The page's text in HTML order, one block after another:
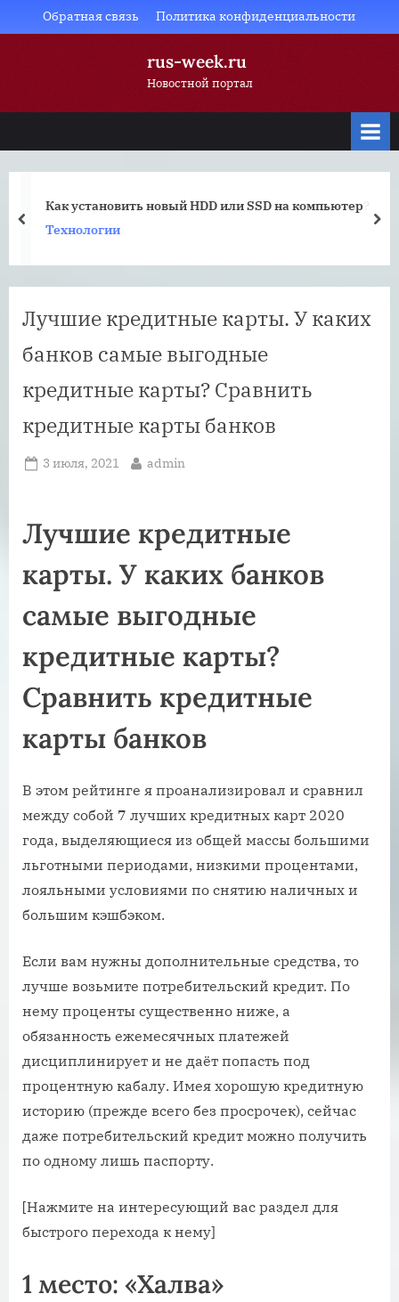
to
Обратная связь Политика конфиденциальности
rus-week.ru
Новостной портал
Как установить новый HDD или SSD на компьютер?
Технологии
prev
Лучшие кредитные карты. У каких
банков самые выгодные
кредитные карты? Сравнить
кредитные карты банков
Posted
3 июля, 2021 By
admin
Лучшие кредитные
карты. У каких банков
самые выгодные
кредитные карты?
Сравнить кредитные
карты банков
В этом рейтинге я проанализировал и сравнил
между собой 7 лучших кредитных карт 2020
года, выделяющиеся из общей массы большими
льготными периодами, низкими процентами,
лояльными условиями по снятию наличных и
большим кэшбэком.
Если вам нужны дополнительные средства, то
лучше возьмите потребительский кредит. По
нему проценты существенно ниже, а
обязанность ежемесячных платежей
дисциплинирует и не даёт попасть под
процентную кабалу. Имея хорошую кредитную
историю (прежде всего без просрочек), сейчас
даже потребительский кредит можно получить
по одному лишь паспорту.
[Нажмите на интересующий вас раздел для
быстрого перехода к нему]
1 место: «Халва»